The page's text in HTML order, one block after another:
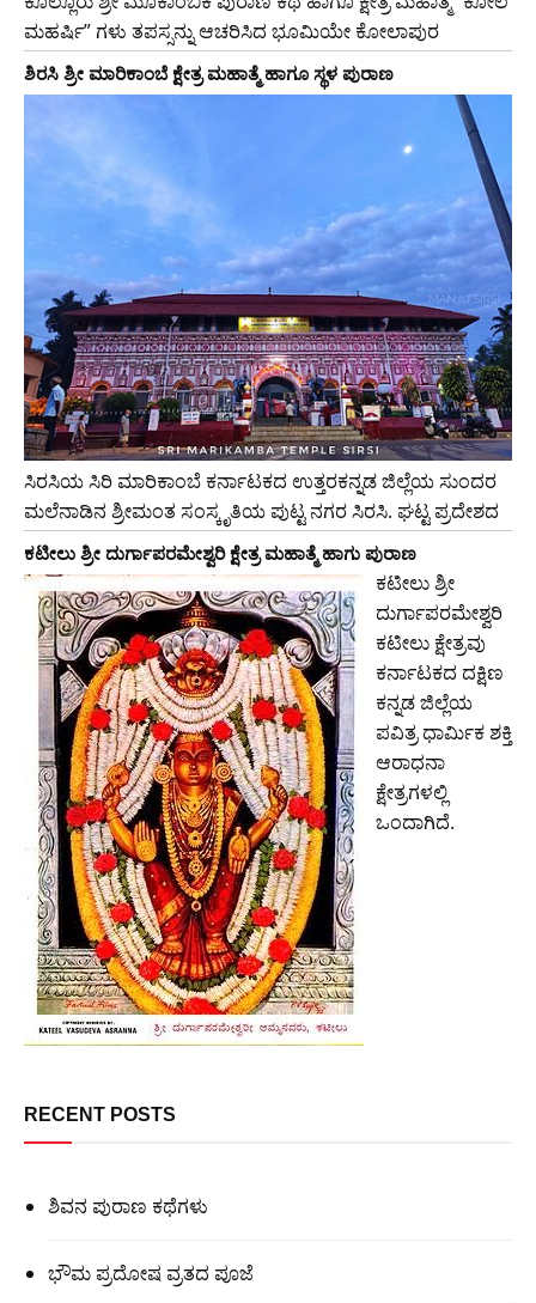
ಮಹರ್ಷಿ” ಗಳು ತಪಸ್ಸನ್ನು ಆಚರಿಸಿದ ಭೂಮಿಯೇ ಕೋಲಾಪುರ
ಶಿರಸಿ ಶ್ರೀ ಮಾರಿಕಾಂಬೆ ಕ್ಷೇತ್ರ ಮಹಾತ್ಮೆ ಹಾಗೂ ಸ್ಥಳ ಪುರಾಣ
ಸಿರಸಿಯ ಸಿರಿ ಮಾರಿಕಾಂಬೆ ಕರ್ನಾಟಕದ ಉತ್ತರಕನ್ನಡ ಜಿಲ್ಲೆಯ ಸುಂದರ
ಮಲೆನಾಡಿನ ಶ್ರೀಮಂತ ಸಂಸ್ಕೃತಿಯ ಪುಟ್ಟ ನಗರ ಸಿರಸಿ. ಘಟ್ಟ ಪ್ರದೇಶದ
ಕಟೀಲು ಶ್ರೀ ದುರ್ಗಾಪರಮೇಶ್ವರಿ ಕ್ಷೇತ್ರ ಮಹಾತ್ಮೆ ಹಾಗು ಪುರಾಣ
ಕಟೀಲು ಶ್ರೀ
ದುರ್ಗಾಪರಮೇಶ್ವರಿ
ಕಟೀಲು ಕ್ಷೇತ್ರವು
ಕರ್ನಾಟಕದ ದಕ್ಷಿಣ
ಕನ್ನಡ ಜಿಲ್ಲೆಯ
ಪವಿತ್ರ ಧಾರ್ಮಿಕ ಶಕ್ತಿ
ಆರಾಧನಾ
ಕ್ಷೇತ್ರಗಳಲ್ಲಿ
ಒಂದಾಗಿದೆ.
RECENT POSTS
ಶಿವನ ಪುರಾಣ ಕಥೆಗಳು
ಭೌಮ ಪ್ರದೋಷ ವ್ರತದ ಪೂಜೆ